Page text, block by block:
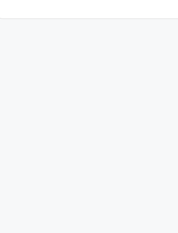
teknik marketing yang saat...